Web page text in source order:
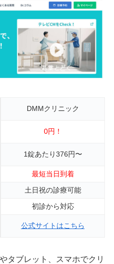
DMMクリニック
0円！
1錠あたり376円〜
最短当日到着
土日祝の診療可能
初診から対応
公式サイトはこちら
タブレット、スマホでクリ